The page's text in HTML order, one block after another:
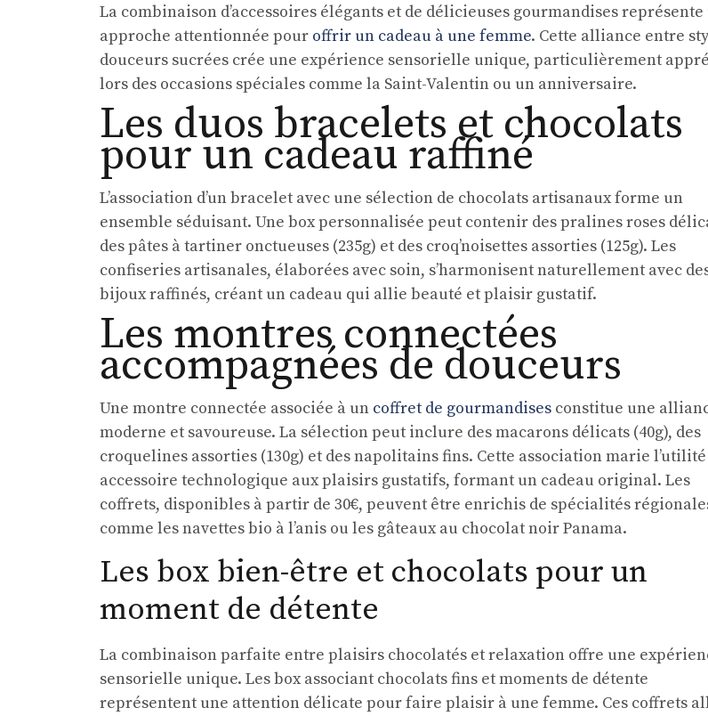
La combinaison d’accessoires élégants et de délicieuses gourmandises représente
approche attentionnée pour offrir un cadeau à une femme. Cette alliance entre
douceurs sucrées crée une expérience sensorielle unique, particulièrement
lors des occasions spéciales comme la Saint-Valentin ou un anniversaire.
Les duos bracelets et chocolats
pour un cadeau raffiné
L’association d’un bracelet avec une sélection de chocolats artisanaux forme un
ensemble séduisant. Une box personnalisée peut contenir des pralines roses
des pâtes à tartiner onctueuses (235g) et des croq’noisettes assorties (125g). Les
confiseries artisanales, élaborées avec soin, s’harmonisent naturellement avec
bijoux raffinés, créant un cadeau qui allie beauté et plaisir gustatif.
Les montres connectées
accompagnées de douceurs
Une montre connectée associée à un coffret de gourmandises constitue une
moderne et savoureuse. La sélection peut inclure des macarons délicats (40g), des
croquelines assorties (130g) et des napolitains fins. Cette association marie l’utilité
accessoire technologique aux plaisirs gustatifs, formant un cadeau original. Les
coffrets, disponibles à partir de 30€, peuvent être enrichis de spécialités
comme les navettes bio à l’anis ou les gâteaux au chocolat noir Panama.
Les box bien-être et chocolats pour un
moment de détente
La combinaison parfaite entre plaisirs chocolatés et relaxation offre une
sensorielle unique. Les box associant chocolats fins et moments de détente
représentent une attention délicate pour faire plaisir à une femme. Ces coffrets